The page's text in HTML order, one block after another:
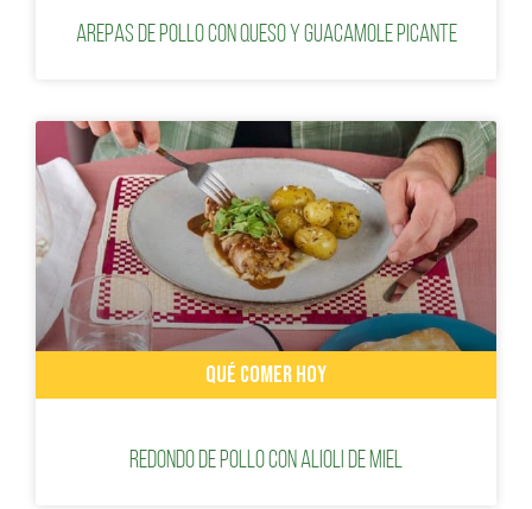
Arepas de pollo con queso y guacamole picante
QUÉ COMER HOY
Redondo de pollo con alioli de miel